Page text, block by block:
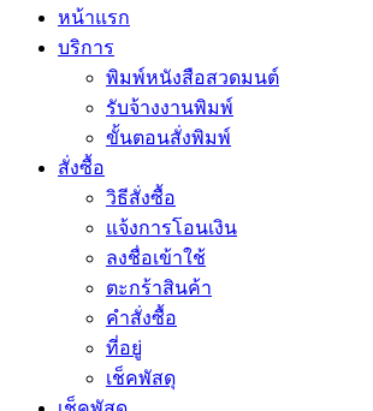
หน้าแรก
บริการ
พิมพ์หนังสือสวดมนต์
รับจ้างงานพิมพ์
ขั้นตอนสั่งพิมพ์
สั่งซื้อ
วิธีสั่งซื้อ
แจ้งการโอนเงิน
ลงชื่อเข้าใช้
ตะกร้าสินค้า
คำสั่งซื้อ
ที่อยู่
เช็คพัสดุ